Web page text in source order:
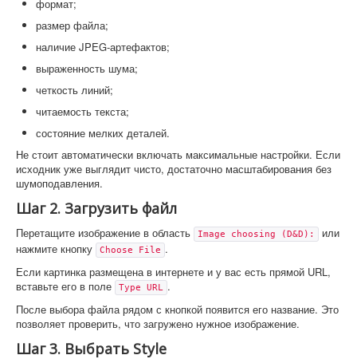
формат;
размер файла;
наличие JPEG-артефактов;
выраженность шума;
четкость линий;
читаемость текста;
состояние мелких деталей.
Не стоит автоматически включать максимальные настройки. Если
исходник уже выглядит чисто, достаточно масштабирования без
шумоподавления.
Шаг 2. Загрузить файл
Перетащите изображение в область Image choosing (D&D):
или
нажмите кнопку
Choose File .
Если картинка размещена в интернете и у вас есть прямой URL,
вставьте его в поле
Type URL .
После выбора файла рядом с кнопкой появится его название. Это
позволяет проверить, что загружено нужное изображение.
Шаг 3. Выбрать Style